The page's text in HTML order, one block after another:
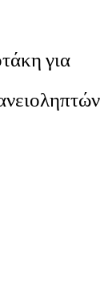
για